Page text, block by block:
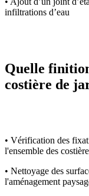
infiltrations d’eau
Quelle
costière de
• Vérification des
l'ensemble des
• Nettoyage des
l'aménagement